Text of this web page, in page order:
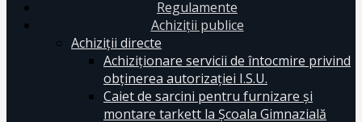
Regulamente
Achiziții publice
Achiziții directe
Achiziționare servicii de întocmire privind
obținerea autorizației I.S.U.
Caiet de sarcini pentru furnizare și
montare tarkett la Școala Gimnazială